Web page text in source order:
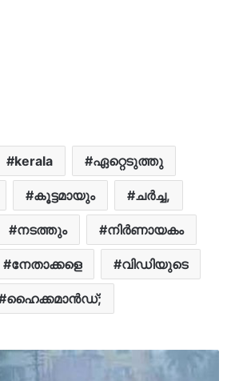
kerala ഏറ്റെടുത്തു
കൂട്ടമായും ചർച്ച,
നടത്തും നിർണായകം
നേതാക്കളെ വിഡിയുടെ
ഹൈക്കമാൻഡ്;